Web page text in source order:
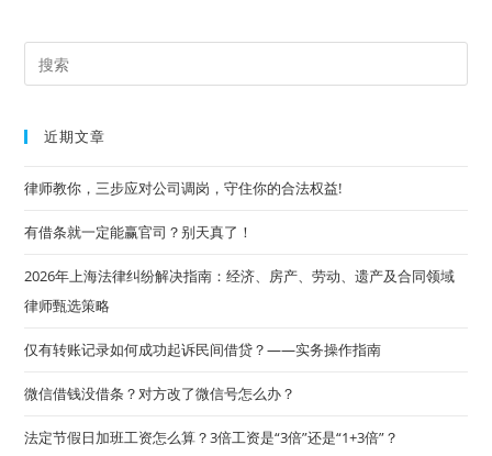
记
知，
商
能
使
权？
近期文章
律师教你，三步应对公司调岗，守住你的合法权益!
有借条就一定能赢官司？别天真了！
2026年上海法律纠纷解决指南：经济、房产、劳动、遗产及合同领域
律师甄选策略
仅有转账记录如何成功起诉民间借贷？——实务操作指南
微信借钱没借条？对方改了微信号怎么办？
法定节假日加班工资怎么算？3倍工资是“3倍”还是“1+3倍”？